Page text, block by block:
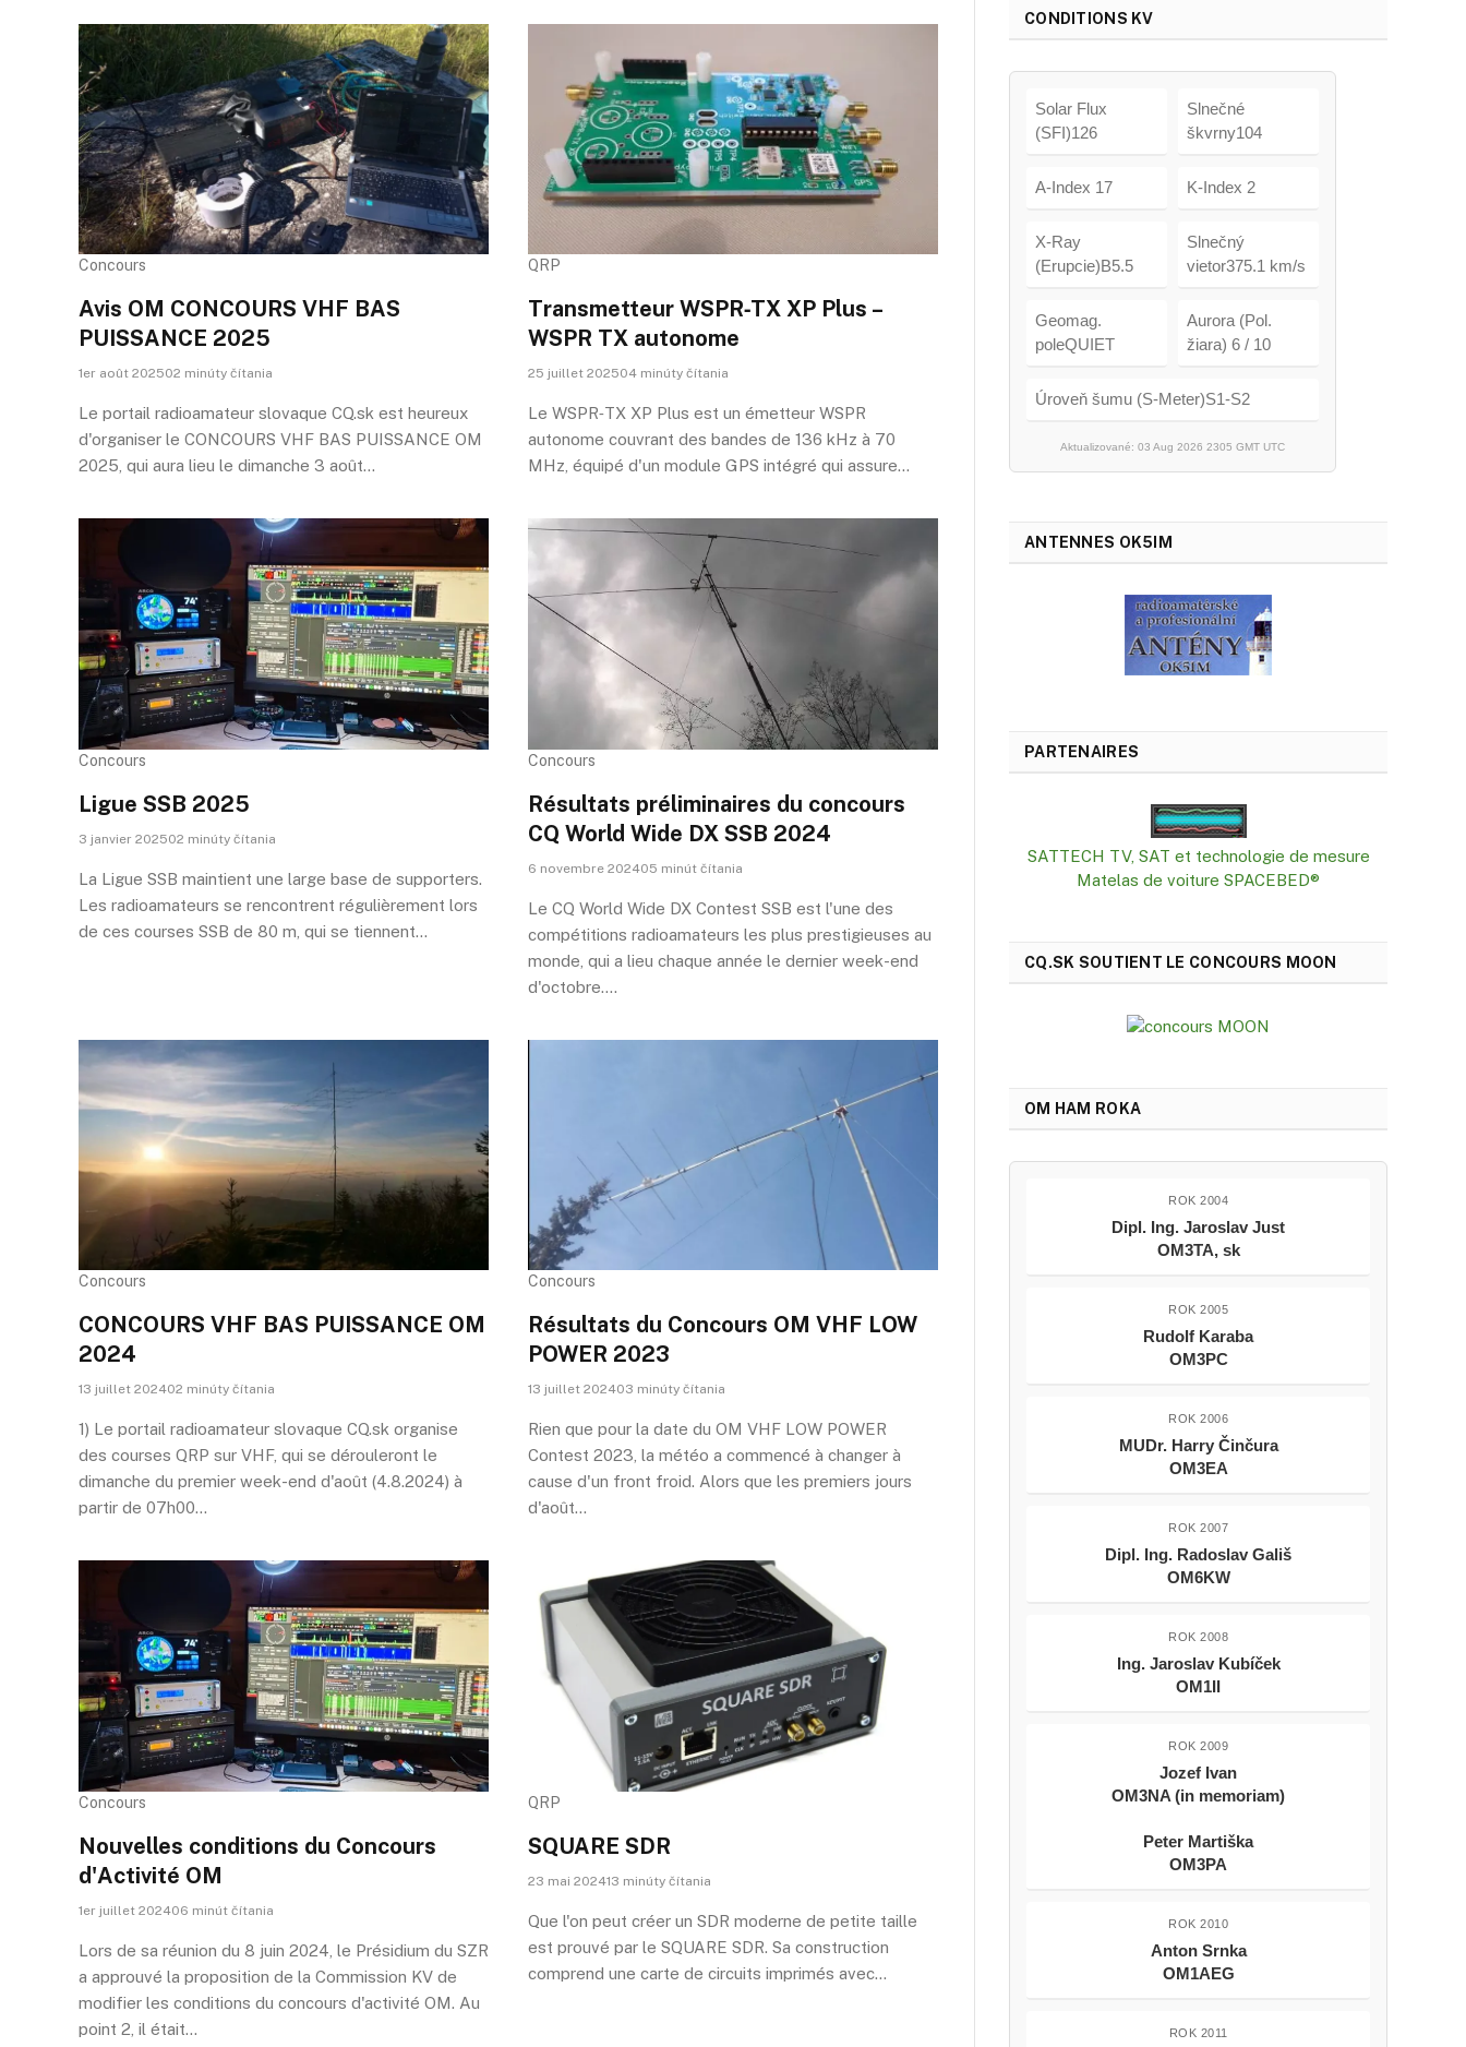
Concours
Avis OM CONCOURS VHF BAS
PUISSANCE 2025
1er août 202502 minúty čítania
Le portail radioamateur slovaque CQ.sk est heureux
d'organiser le CONCOURS VHF BAS PUISSANCE OM
2025, qui aura lieu le dimanche 3 août…
QRP
Transmetteur WSPR‑TX XP Plus –
WSPR TX autonome
25 juillet 202504 minúty čítania
Le WSPR‑TX XP Plus est un émetteur WSPR
autonome couvrant des bandes de 136 kHz à 70
MHz, équipé d'un module GPS intégré qui assure…
Concours
Ligue SSB 2025
3 janvier 202502 minúty čítania
La Ligue SSB maintient une large base de supporters.
Les radioamateurs se rencontrent régulièrement lors
de ces courses SSB de 80 m, qui se tiennent…
Concours
Résultats préliminaires du concours
CQ World Wide DX SSB 2024
6 novembre 202405 minút čítania
Le CQ World Wide DX Contest SSB est l'une des
compétitions radioamateurs les plus prestigieuses au
monde, qui a lieu chaque année le dernier week-end
d'octobre.…
Concours
CONCOURS VHF BAS PUISSANCE OM
2024
13 juillet 202402 minúty čítania
1) Le portail radioamateur slovaque CQ.sk organise
des courses QRP sur VHF, qui se dérouleront le
dimanche du premier week-end d'août (4.8.2024) à
partir de 07h00…
Concours
Résultats du Concours OM VHF LOW
POWER 2023
13 juillet 202403 minúty čítania
Rien que pour la date du OM VHF LOW POWER
Contest 2023, la météo a commencé à changer à
cause d'un front froid. Alors que les premiers jours
d'août...
Concours
Nouvelles conditions du Concours
d'Activité OM
1er juillet 202406 minút čítania
Lors de sa réunion du 8 juin 2024, le Présidium du SZR
a approuvé la proposition de la Commission KV de
modifier les conditions du concours d'activité OM. Au
point 2, il était…
QRP
SQUARE SDR
23 mai 202413 minúty čítania
Que l'on peut créer un SDR moderne de petite taille
est prouvé par le SQUARE SDR. Sa construction
comprend une carte de circuits imprimés avec…
CONDITIONS KV
Solar Flux
(SFI)126
Slnečné
škvrny104
A-Index 17 K-Index 2
X-Ray
(Erupcie)B5.5
Slnečný
vietor375.1 km/s
Geomag.
poleQUIET
Aurora (Pol.
žiara) 6 / 10
Úroveň šumu (S-Meter)S1-S2
Aktualizované: 03 Aug 2026 2305 GMT UTC
ANTENNES OK5IM
PARTENAIRES
SATTECH TV, SAT et technologie de mesure
Matelas de voiture SPACEBED®
CQ.SK SOUTIENT LE CONCOURS MOON
OM HAM ROKA
ROK 2004
Dipl. Ing. Jaroslav Just
OM3TA, sk
ROK 2005
Rudolf Karaba
OM3PC
ROK 2006
MUDr. Harry Činčura
OM3EA
ROK 2007
Dipl. Ing. Radoslav Gališ
OM6KW
ROK 2008
Ing. Jaroslav Kubíček
OM1II
ROK 2009
Jozef Ivan
OM3NA (in memoriam)
Peter Martiška
OM3PA
ROK 2010
Anton Srnka
OM1AEG
ROK 2011